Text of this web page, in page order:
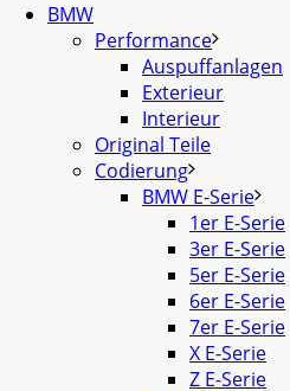
BMW
Performance
Auspuffanlagen
Exterieur
Interieur
Original Teile
Codierung
BMW E-Serie
1er E-Serie
3er E-Serie
5er E-Serie
6er E-Serie
7er E-Serie
X E-Serie
Z E-Serie